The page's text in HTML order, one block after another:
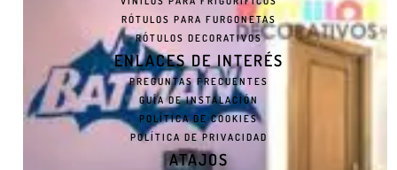
RÓTULOS PARA FURGONETAS
RÓTULOS DECORATIVOS
ENLACES DE INTERÉS
PREGUNTAS FRECUENTES
GUÍA DE INSTALACIÓN
POLÍTICA DE COOKIES
POLÍTICA DE PRIVACIDAD
ATAJOS